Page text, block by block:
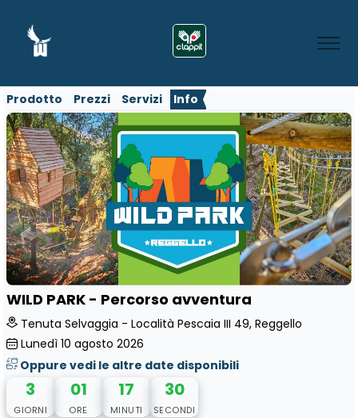
Prodotto Prezzi Servizi Info
WILD PARK - Percorso avventura
Tenuta Selvaggia - Località Pescaia III 49, Reggello
Lunedì 10 agosto 2026
Oppure vedi le altre date disponibili
3
GIORNI
01
ORE
17
MINUTI
29
SECONDI